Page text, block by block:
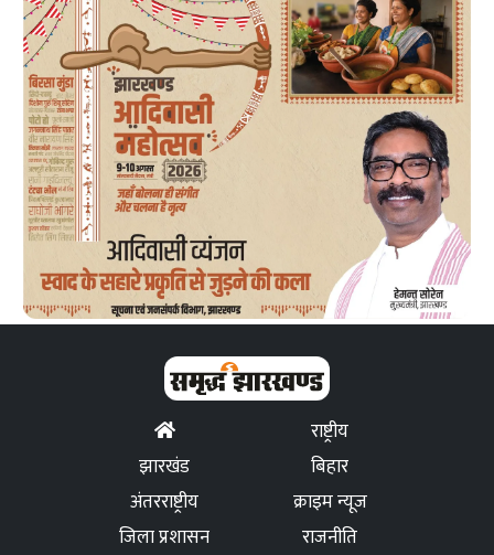
राष्ट्रीय
झारखंड
बिहार
अंतरराष्ट्रीय
क्राइम न्यूज
जिला प्रशासन
राजनीति